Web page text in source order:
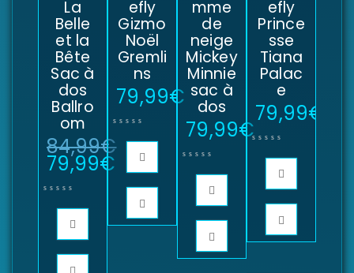
La
Belle
et la
Bête
Sac à
dos
Ballro
om
84,99€
79,99€
efly
Gizmo
Noël
Gremli
ns
79,99€
mme
de
neige
Mickey
Minnie
sac à
dos
79,99€
efly
Prince
sse
Tiana
Palac
e
79,99€